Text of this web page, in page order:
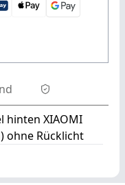
hinten XIAOMI
ohne Rücklicht